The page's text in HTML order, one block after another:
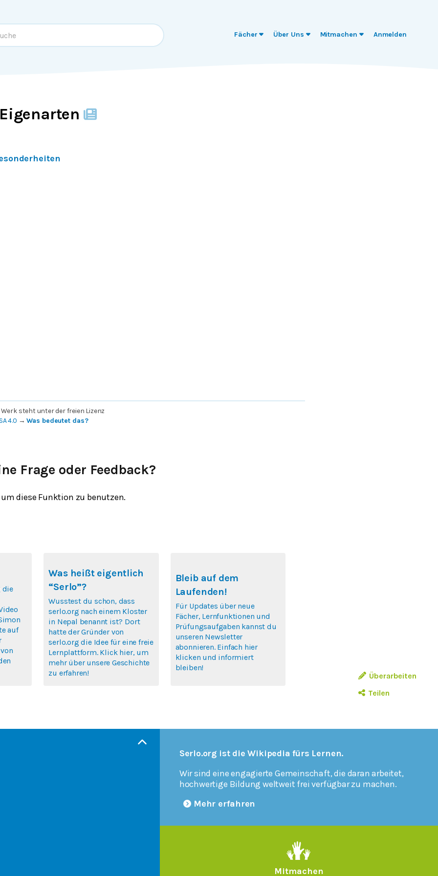
Fächer Über Uns Mitmachen Anmelden
Überarbeiten
Teilen
Werk steht unter der freien Lizenz
4.0 →Was bedeutet das?
Frage oder Feedback?
um diese Funktion zu benutzen.
die
auf
Was heißt eigentlich
“Serlo”?
Wusstest du schon, dass
serlo.org nach einem Kloster
in Nepal benannt ist? Dort
hatte der Gründer von
serlo.org die Idee für eine freie
Lernplattform. Klick hier, um
mehr über unsere Geschichte
zu erfahren!
Bleib auf dem
Laufenden!
Für Updates über neue
Fächer, Lernfunktionen und
Prüfungsaufgaben kannst du
unseren Newsletter
abonnieren. Einfach hier
klicken und informiert
bleiben!
Serlo.org ist die Wikipedia fürs Lernen.
Wir sind eine engagierte Gemeinschaft, die daran arbeitet,
hochwertige Bildung weltweit frei verfügbar zu machen.
Mehr erfahren
Mitmachen